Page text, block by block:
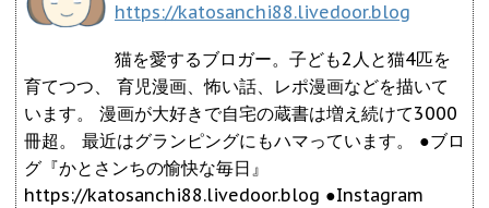
https://katosanchi88.livedoor.blog
猫を愛するブロガー。子ども2人と猫4匹を
育てつつ、 育児漫画、怖い話、レポ漫画などを描いて
います。 漫画が大好きで自宅の蔵書は増え続けて3000
冊超。 最近はグランピングにもハマっています。 ●ブロ
グ『かとさンちの愉快な毎日』
https://katosanchi88.livedoor.blog ●Instagram